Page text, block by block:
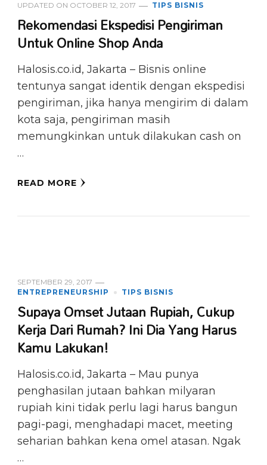
UPDATED ON OCTOBER 12, 2017 TIPS BISNIS
Rekomendasi Ekspedisi Pengiriman
Untuk Online Shop Anda
Halosis.co.id, Jakarta – Bisnis online
tentunya sangat identik dengan ekspedisi
pengiriman, jika hanya mengirim di dalam
kota saja, pengiriman masih
memungkinkan untuk dilakukan cash on
…
READ MORE
SEPTEMBER 29, 2017
ENTREPRENEURSHIP
TIPS BISNIS
Supaya Omset Jutaan Rupiah, Cukup
Kerja Dari Rumah? Ini Dia Yang Harus
Kamu Lakukan!
Halosis.co.id, Jakarta – Mau punya
penghasilan jutaan bahkan milyaran
rupiah kini tidak perlu lagi harus bangun
pagi-pagi, menghadapi macet, meeting
seharian bahkan kena omel atasan. Ngak
…